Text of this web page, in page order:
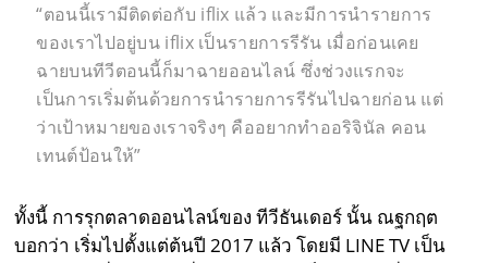
“ตอนนี้เรามีติดต่อกับ iflix แล้ว และมีการนำรายการ
ของเราไปอยู่บน iflix เป็นรายการรีรัน เมื่อก่อนเคย
ฉายบนทีวีตอนนี้ก็มาฉายออนไลน์ ซึ่งช่วงแรกจะ
เป็นการเริ่มต้นด้วยการนำรายการรีรันไปฉายก่อน แต่
ว่าเป้าหมายของเราจริงๆ คืออยากทำออริจินัล คอน
เทนต์ป้อนให้”
ทั้งนี้ การรุกตลาดออนไลน์ของ ทีวีธันเดอร์ นั้น ณฐกฤต
บอกว่า เริ่มไปตั้งแต่ต้นปี 2017 แล้ว โดยมี LINE TV เป็น